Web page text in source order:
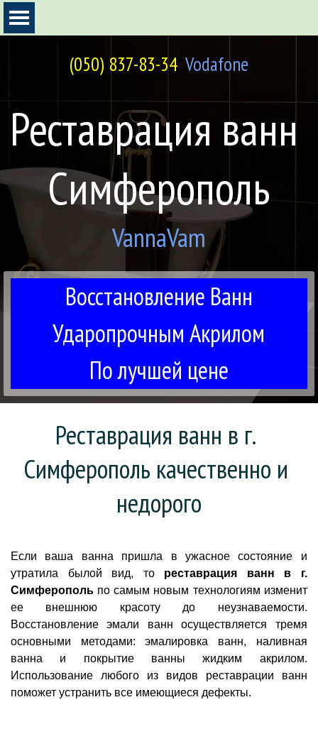
Перейти к контенту
Пропустить меню
(050) 837-83-34Vodafone
Реставрация ванн
Симферополь
VannaVam
Восстановление Ванн
Ударопрочным Акрилом
По лучшей цене
Реставрация ванн в г.
Симферополь качественно и
недорого
Если ваша ванна пришла в ужасное состояние и
утратила былой вид, то реставрация ванн в г.
Симферополь по самым новым технологиям изменит
ее внешнюю красоту до неузнаваемости.
Восстановление эмали ванн осуществляется тремя
основными методами: эмалировка ванн, наливная
ванна и покрытие ванны жидким акрилом.
Использование любого из видов реставрации ванн
поможет устранить все имеющиеся дефекты.